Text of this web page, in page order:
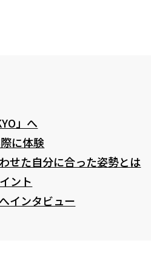
」へ
に体験
せた自分に合った姿勢とは
ント
インタビュー